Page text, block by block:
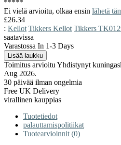
*****
Ei vielä arvioitu, olkaa ensin lähetä
£26.34
: Kellot Tikkers Kellot Tikkers
saatavissa
Varastossa In 1-3 Days
Toimitus arvioitu Yhdistynyt
Aug 2026.
30 päivää ilman ongelmia
Free UK Delivery
virallinen kauppias
Tuotetiedot
palauttamispolitiikat
Tuotearvioinnit (0)